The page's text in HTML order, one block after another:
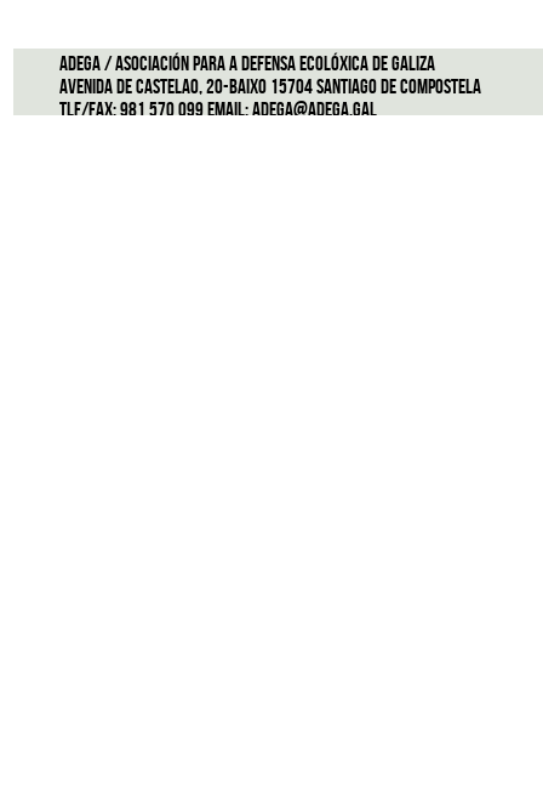
ADEGA / Asociación para a defensa ecolóxica de Galiza
Avenida de Castelao, 20-Baixo 15704 Santiago de Compostela
Tlf/Fax: 981 570 099 Email:adega@adega.gal